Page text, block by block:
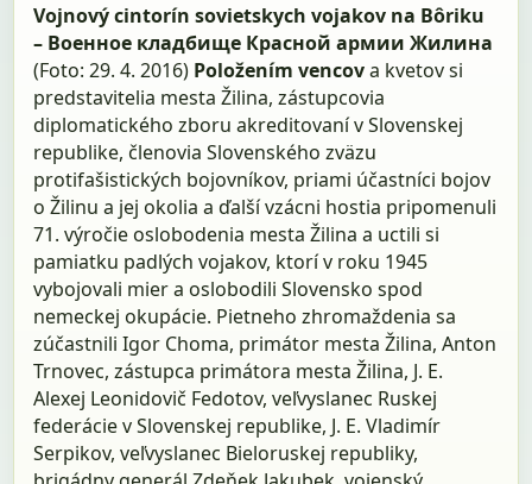
Vojnový cintorín sovietskych vojakov na Bôriku
– Военное кладбище Красной армии Жилина
(Foto: 29. 4. 2016) Položením vencova kvetov si
predstavitelia mesta Žilina, zástupcovia
diplomatického zboru akreditovaní v Slovenskej
republike, členovia Slovenského zväzu
protifašistických bojovníkov, priami účastníci bojov
o Žilinu a jej okolia a ďalší vzácni hostia pripomenuli
71. výročie oslobodenia mesta Žilina a uctili si
pamiatku padlých vojakov, ktorí v roku 1945
vybojovali mier a oslobodili Slovensko spod
nemeckej okupácie. Pietneho zhromaždenia sa
zúčastnili Igor Choma, primátor mesta Žilina, Anton
Trnovec, zástupca primátora mesta Žilina, J. E.
Alexej Leonidovič Fedotov, veľvyslanec Ruskej
federácie v Slovenskej republike, J. E. Vladimír
Serpikov, veľvyslanec Bieloruskej republiky,